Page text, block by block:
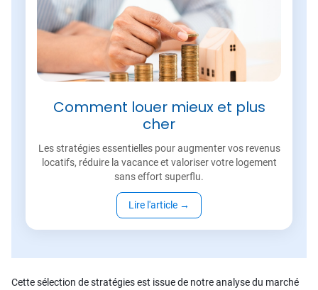
Comment louer mieux et plus
cher
Les stratégies essentielles pour augmenter vos revenus
locatifs, réduire la vacance et valoriser votre logement
sans effort superflu.
Lire l'article →
Cette sélection de stratégies est issue de notre analyse du marché